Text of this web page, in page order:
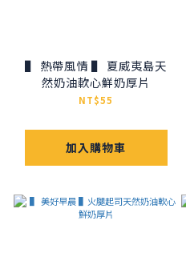
▌ 熱帶風情 ▌ 夏威夷島天
然奶油軟心鮮奶厚片
NT$55
加入購物車